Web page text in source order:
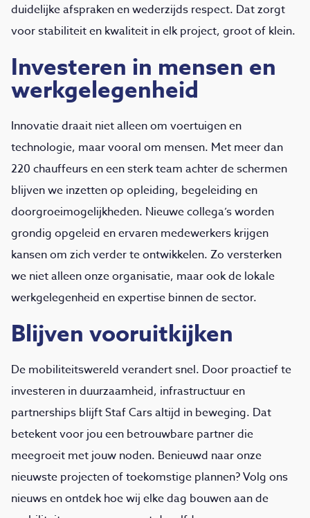
duidelijke afspraken en wederzijds respect. Dat zorgt
voor stabiliteit en kwaliteit in elk project, groot of klein.
Investeren in mensen en
werkgelegenheid
Innovatie draait niet alleen om voertuigen en
technologie, maar vooral om mensen. Met meer dan
220 chauffeurs en een sterk team achter de schermen
blijven we inzetten op opleiding, begeleiding en
doorgroeimogelijkheden. Nieuwe collega’s worden
grondig opgeleid en ervaren medewerkers krijgen
kansen om zich verder te ontwikkelen. Zo versterken
we niet alleen onze organisatie, maar ook de lokale
werkgelegenheid en expertise binnen de sector.
Blijven vooruitkijken
De mobiliteitswereld verandert snel. Door proactief te
investeren in duurzaamheid, infrastructuur en
partnerships blijft Staf Cars altijd in beweging. Dat
betekent voor jou een betrouwbare partner die
meegroeit met jouw noden. Benieuwd naar onze
nieuwste projecten of toekomstige plannen? Volg ons
nieuws en ontdek hoe wij elke dag bouwen aan de